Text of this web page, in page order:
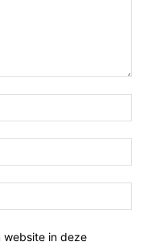
website in deze